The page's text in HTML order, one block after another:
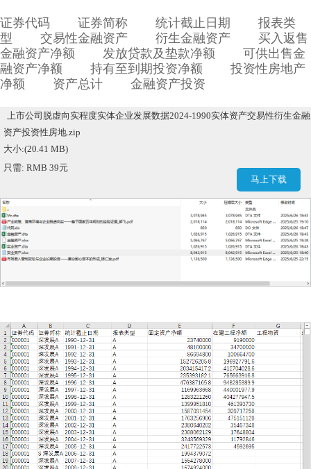
证券代码 证券简称 统计截止日期 报表类
型 交易性金融资产 衍生金融资产 买入返售
金融资产净额 发放贷款及垫款净额 可供出售金
融资产净额 持有至到期投资净额 投资性房地产
净额 资产总计 金融资产投资
上市公司脱虚向实程度实体企业发展数据2024-1990实体资产交易性衍生金融
资产投资性房地.zip
大小:(20.41 MB)
只需: RMB 39元
马上下载